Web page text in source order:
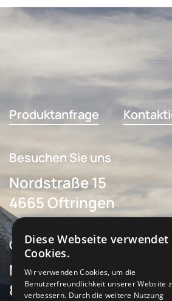
Produktanfrage
Besuchen Sie uns
Nordstraße 15
4665 Oftringen
Öffnungszeiten
Montag bis Donnerstag
8 Uhr bis 17 Uhr
Diese Webseite verwendet
Cookies.
Wir verwenden Cookies, um die
Benutzerfreundlichkeit unserer Website
verbessern. Durch die weitere Nutzung